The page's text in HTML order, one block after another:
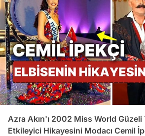
Azra Akın'ı 2002 Miss World Güzeli
Etkileyici Hikayesini Modacı Cemil